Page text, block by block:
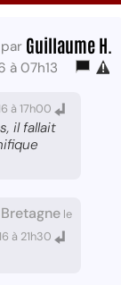
par Guillaume H.
à 07h13
à 17h00
il fallait
le
à 21h30